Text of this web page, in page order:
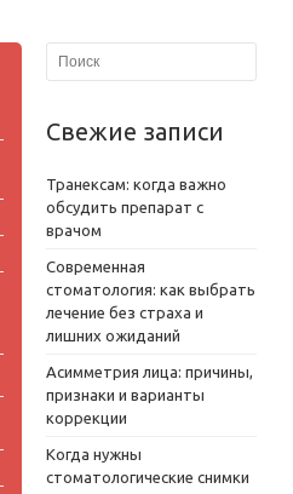
Свежие записи
Транексам: когда важно
обсудить препарат с
врачом
Современная
стоматология: как выбрать
лечение без страха и
лишних ожиданий
Асимметрия лица: причины,
признаки и варианты
коррекции
Когда нужны
стоматологические снимки